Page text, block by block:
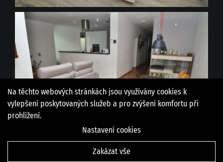
Na těchto webových stránkách jsou využívány cookies k
vylepšení poskytovaných služeb a pro zvýšení komfortu při
prohlížení.
Nastavení cookies
Zakázat vše